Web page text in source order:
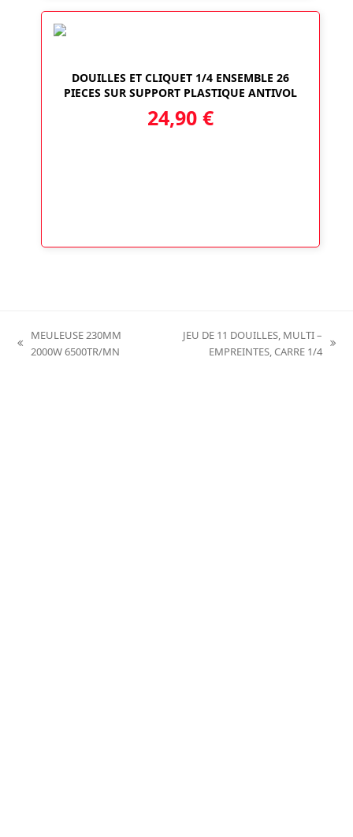
DOUILLES ET CLIQUET 1/4 ENSEMBLE 26
PIECES SUR SUPPORT PLASTIQUE ANTIVOL
24,90 €
previous
MEULEUSE 230MM
2000W 6500TR/MN
JEU DE 11 DOUILLES, MULTI –
EMPREINTES, CARRE 1/4